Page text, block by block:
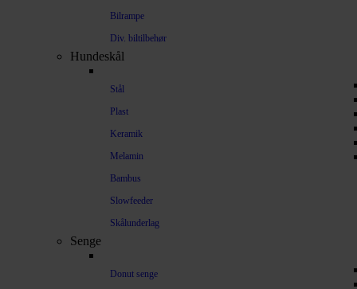
Bilrampe
Div. biltilbehør
Hundeskål
Stål
Plast
Keramik
Melamin
Bambus
Slowfeeder
Skålunderlag
Senge
Donut senge